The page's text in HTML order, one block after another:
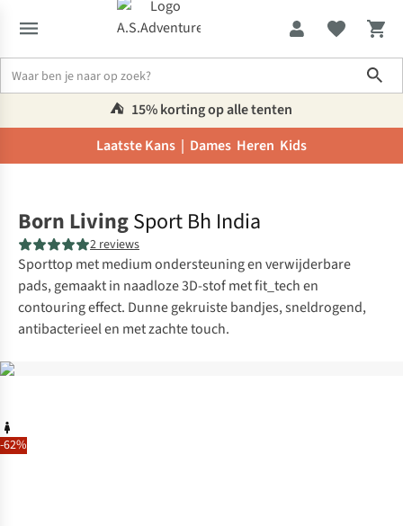
⛺️ 15% korting op alle tenten
Laatste Kans | Dames Heren Kids
-62%
Born LivingSport Bh India
2 reviews
Sporttop met medium ondersteuning en verwijderbare
pads, gemaakt in naadloze 3D-stof met fit_tech en
contouring effect. Dunne gekruiste bandjes, sneldrogend,
antibacterieel en met zachte touch.